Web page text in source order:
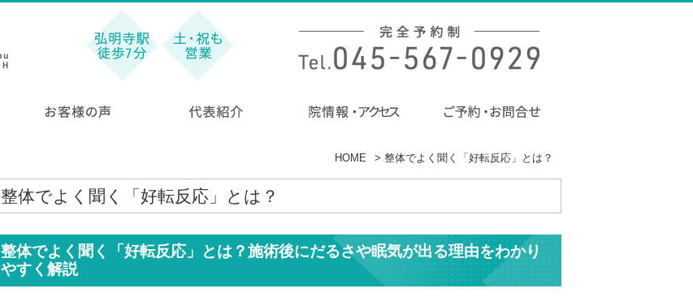
HOME > 整体でよく聞く「好転反応」とは？
整体でよく聞く「好転反応」とは？
整体でよく聞く「好転反応」とは？施術後にだるさや眠気が出る理由をわかり
やすく解説